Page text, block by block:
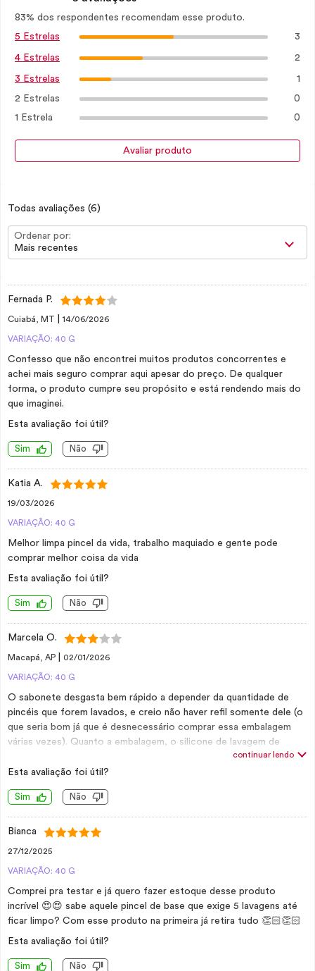
83% dos respondentes recomendam esse produto.
5 Estrelas
3
4 Estrelas 2
3 Estrelas 1
2 Estrelas
0
1 Estrela
0
Avaliar produto
Todas avaliações (6)
Ordenar por:
Mais recentes
Fernada P.
Cuiabá, MT 14/06/2026
VARIAÇÃO: 40 G
Confesso que não encontrei muitos produtos concorrentes e
achei mais seguro comprar aqui apesar do preço. De qualquer
forma, o produto cumpre seu propósito e está rendendo mais do
que imaginei.
Esta avaliação foi útil?
Sim Não
Katia A.
19/03/2026
VARIAÇÃO: 40 G
Melhor limpa pincel da vida, trabalho maquiado e gente pode
comprar melhor coisa da vida
Esta avaliação foi útil?
Sim Não
Marcela O.
Macapá, AP 02/01/2026
VARIAÇÃO: 40 G
O sabonete desgasta bem rápido a depender da quantidade de
pincéis que forem lavados, e creio não haver refil somente dele (o
que seria bom já que é desnecessário comprar essa embalagem
várias vezes). Quanto a embalagem, o silicone de lavagem de
pincéis na tampa é útil para pincéis menos densos. Pincéis de
cerdas densas não são bem higienizados por ele
continuar lendo
Esta avaliação foi útil?
Sim Não
Bianca
27/12/2025
VARIAÇÃO: 40 G
Comprei pra testar e já quero fazer estoque desse produto
incrível 😍😍 sabe aquele pincel de base que exige 5 lavagens até
ficar limpo? Com esse produto na primeira já retira tudo 👏🏻👏🏻
Esta avaliação foi útil?
Sim Não